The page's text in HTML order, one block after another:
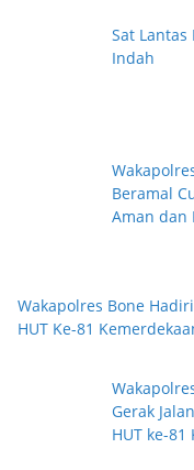
Sat Lantas
Indah
Beramal
Aman dan
Wakapolres Bone
HUT Ke-81
Gerak
HUT ke-81